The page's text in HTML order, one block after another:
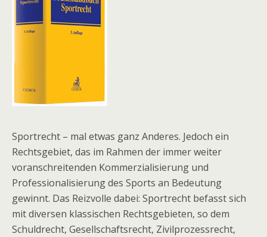
Sportrecht – mal etwas ganz Anderes. Jedoch ein
Rechtsgebiet, das im Rahmen der immer weiter
voranschreitenden Kommerzialisierung und
Professionalisierung des Sports an Bedeutung
gewinnt. Das Reizvolle dabei: Sportrecht befasst sich
mit diversen klassischen Rechtsgebieten, so dem
Schuldrecht, Gesellschaftsrecht, Zivilprozessrecht,